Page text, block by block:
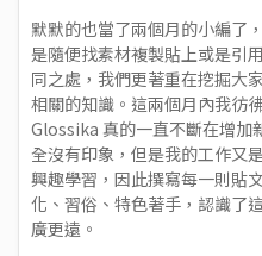
默默的也當了兩個月的小編了
是隨便找素材複製貼上或是引
同之處，我們更著重在挖掘大
相關的知識。這兩個月內我彷
Glossika 真的一直不斷在增加
全沒有印象，但是我的工作又
興趣學習，因此撰寫每一則貼
化、習俗、特色著手，認識了
廣更遠。